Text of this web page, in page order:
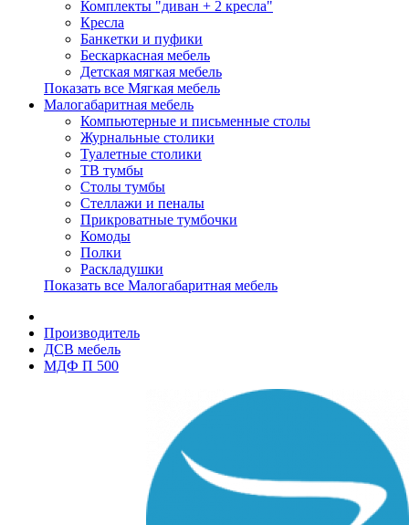
Комплекты "диван + 2 кресла"
Кресла
Банкетки и пуфики
Бескаркасная мебель
Детская мягкая мебель
Показать все Мягкая мебель
Малогабаритная мебель
Компьютерные и письменные столы
Журнальные столики
Туалетные столики
ТВ тумбы
Столы тумбы
Стеллажи и пеналы
Прикроватные тумбочки
Комоды
Полки
Раскладушки
Показать все Малогабаритная мебель
Производитель
ДСВ мебель
МДФ П 500